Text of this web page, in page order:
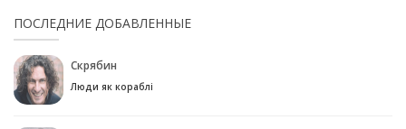
ПОСЛЕДНИЕ ДОБАВЛЕННЫЕ
Скрябин
Люди як кораблі